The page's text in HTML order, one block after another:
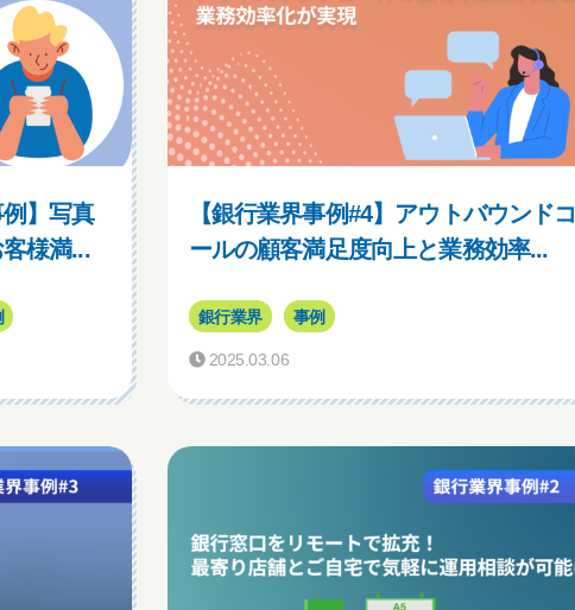
例】写真
様満...
【銀行業界事例#4】アウトバウンドコ
ールの顧客満足度向上と業務効率...
銀行業界 事例
2025.03.06